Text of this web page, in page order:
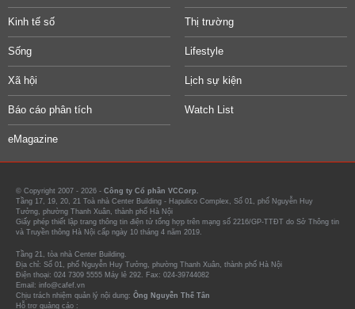
Kinh tế số Thị trường
Sống Lifestyle
Xã hội Lịch sự kiện
Báo cáo phân tích Watch List
eMagazine
© Copyright 2007 - 2026 - Công ty Cổ phần VCCorp.
Tầng 17, 19, 20, 21 Toà nhà Center Building - Hapulico Complex, Số 01, phố Nguyễn Huy
Tưởng, phường Thanh Xuân, thành phố Hà Nội
Giấy phép thiết lập trang thông tin điện tử tổng hợp trên mạng số 2216/GP-TTĐT do Sở Thông tin
và Truyền thông Hà Nội cấp ngày 10 tháng 4 năm 2019.
Tầng 21, tòa nhà Center Building.
Địa chỉ: Số 01, phố Nguyễn Huy Tưởng, phường Thanh Xuân, thành phố Hà Nội
Điện thoại: 024 7309 5555 Máy lẻ 292. Fax: 024-39744082
Email: info@cafef.vn
Chịu trách nhiệm quản lý nội dung: Ông Nguyễn Thế Tân
Hỗ trợ quảng cáo :